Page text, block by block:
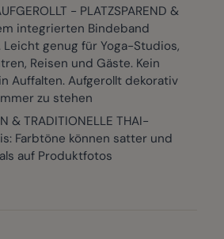
- PLATZSPAREND &
integrierten Bindeband
genug für Yoga-Studios,
Reisen und Gäste. Kein
Auffalten. Aufgerollt dekorativ
zu stehen
& TRADITIONELLE THAI-
Farbtöne können satter und
auf Produktfotos